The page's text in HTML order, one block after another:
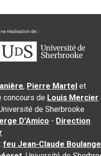
, Pierre Martel et
concours de Louis Mercier
de Sherbrooke
D’Amico - Direction
:feu Jean-Claude